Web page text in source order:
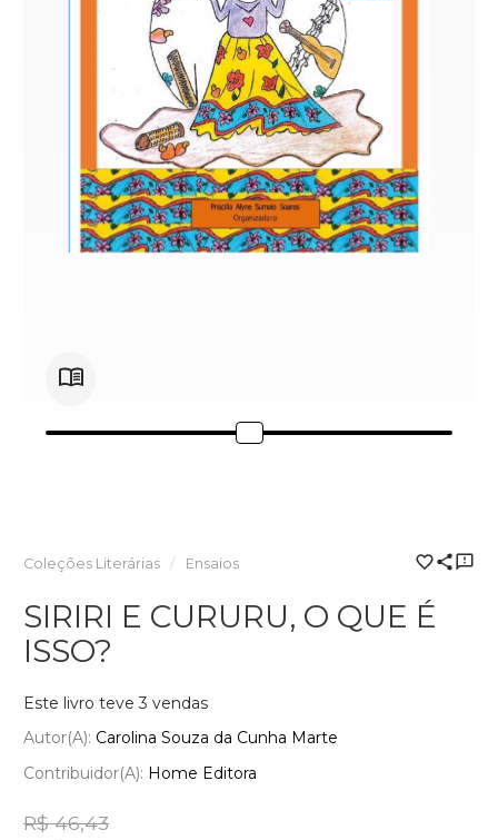
Coleções Literárias Ensaios
SIRIRI E CURURU, O QUE É
ISSO?
Este livro teve 3 vendas
Autor(a): Carolina Souza da Cunha Marte
Contribuidor(a): Home Editora
R$ 46,43